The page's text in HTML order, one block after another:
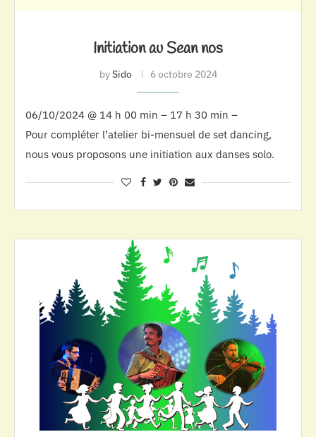
Initiation au Sean nos
bySido 6 octobre 2024
06/10/2024 @ 14 h 00 min – 17 h 30 min –
Pour compléter l’atelier bi-mensuel de set dancing,
nous vous proposons une initiation aux danses solo.